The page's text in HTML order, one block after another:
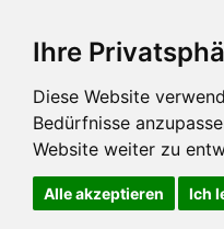
Ihre
Diese Website
Bedürfnisse
Website weiter zu
Alle akzeptieren Ich